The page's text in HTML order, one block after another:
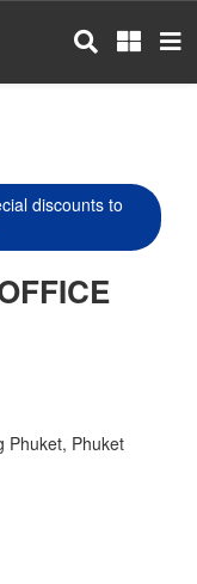
discounts to
Phuket, Phuket